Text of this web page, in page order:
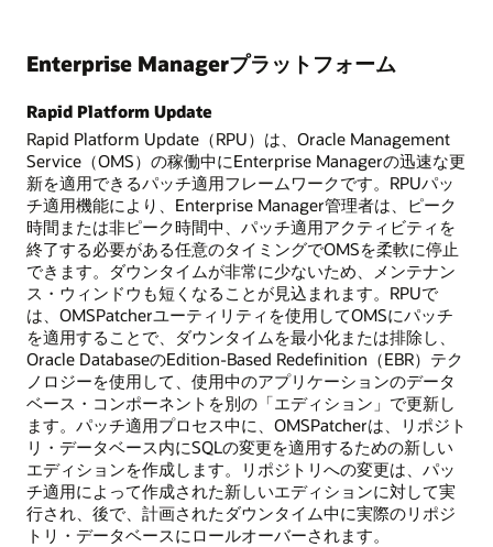
Enterprise Managerプラットフォーム
Rapid Platform Update
Rapid Platform Update（RPU）は、Oracle Management
Service（OMS）の稼働中にEnterprise Managerの迅速な更
新を適用できるパッチ適用フレームワークです。RPUパッ
チ適用機能により、Enterprise Manager管理者は、ピーク
時間または非ピーク時間中、パッチ適用アクティビティを
終了する必要がある任意のタイミングでOMSを柔軟に停止
できます。ダウンタイムが非常に少ないため、メンテナン
ス・ウィンドウも短くなることが見込まれます。RPUで
は、OMSPatcherユーティリティを使用してOMSにパッチ
を適用することで、ダウンタイムを最小化または排除し、
Oracle DatabaseのEdition-Based Redefinition（EBR）テク
ノロジーを使用して、使用中のアプリケーションのデータ
ベース・コンポーネントを別の「エディション」で更新し
ます。パッチ適用プロセス中に、OMSPatcherは、リポジト
リ・データベース内にSQLの変更を適用するための新しい
エディションを作成します。リポジトリへの変更は、パッ
チ適用によって作成された新しいエディションに対して実
行され、後で、計画されたダウンタイム中に実際のリポジ
トリ・データベースにロールオーバーされます。